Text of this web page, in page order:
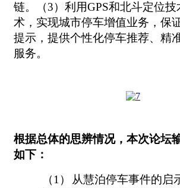
链。（3）利用GPS和北斗定位
术，实现城市停车增值业务，保
提示，提供个性化停车推荐、精
服务。
根据总体的思辨情况，本次论坛
如下：
（1）
从慧泊停车事件的启